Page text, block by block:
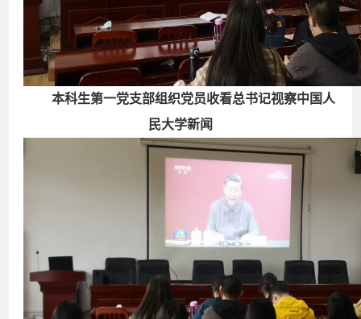
本科生第一党支部组织党员收看总书记视察中国人
民大学新闻